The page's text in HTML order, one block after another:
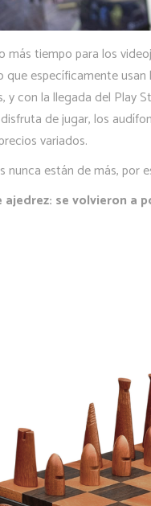
más tiempo para los
que específicamente
y con la llegada del Play
de jugar, los
variados.
nunca están de más, por
ajedrez: se volvieron a